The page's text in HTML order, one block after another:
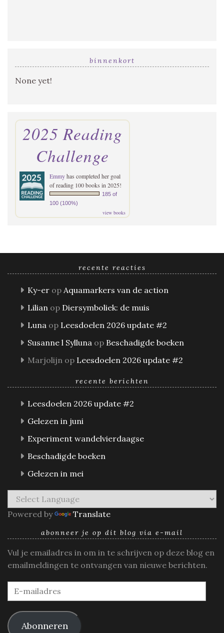
binnenkort
None yet!
2025 Reading
Challenge
Emmyhas completed her goal
of reading 100 books in 2025!
185 of
100 (100%)
view books
recente reacties
Ky-er op Aquamarkers van de action
Lilian op Diersymboliek: de muis
Luna op Leesdoelen 2026 update #2
Susanne l Sylluna op Beschadigde boeken
Marjolijn op Leesdoelen 2026 update #2
recente berichten
Leesdoelen 2026 update #2
Gelezen in juni
Experiment wandelvierdaagse
Beschadigde boeken
Gelezen in mei
Powered by Translate
abonneer je op dit blog via e-mail
Vul je emailadres in om in te schrijven op deze blog en
emailmeldingen te ontvangen van nieuwe berichten.
E-
mailadres
Abonneren